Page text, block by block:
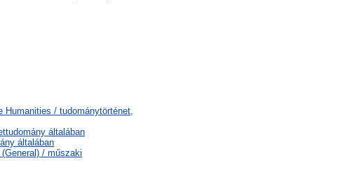
Humanities / tudománytörténet,
általában
általában
/ műszaki